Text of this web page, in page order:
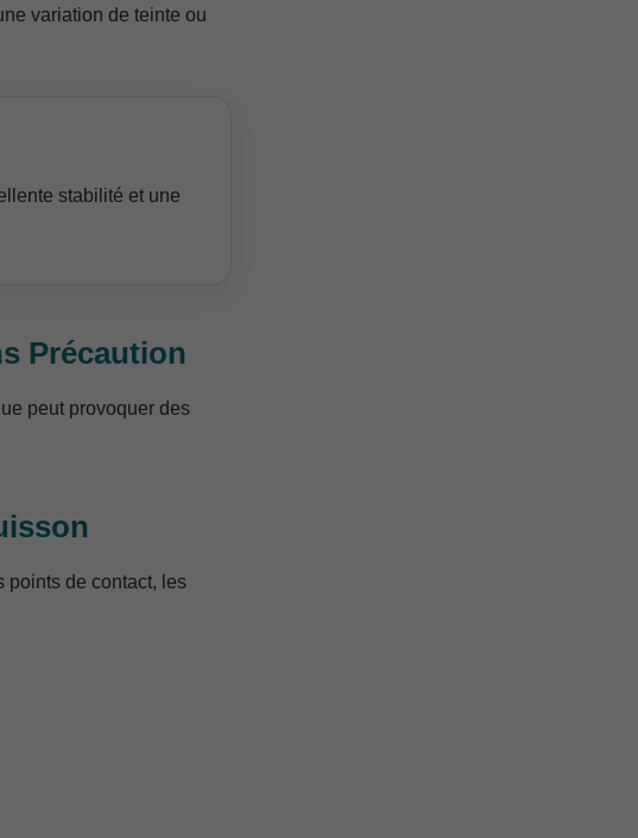
variation de teinte ou
stabilité et une
Précaution
peut provoquer des
points de contact, les